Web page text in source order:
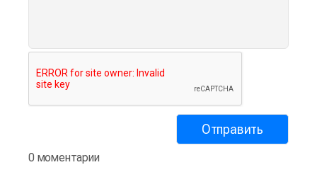
0 моментарии